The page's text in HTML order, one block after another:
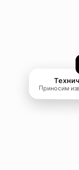
Приносим